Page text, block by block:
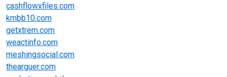
cashflowxfiles.com
kmbb10.com
getxtrem.com
weactinfo.com
meshingsocial.com
thearguer.com